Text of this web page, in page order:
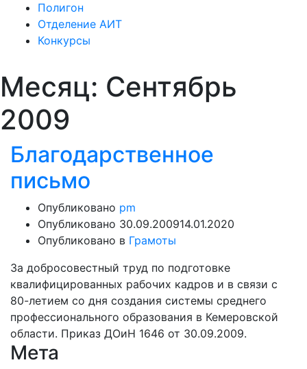
Полигон
Отделение АИТ
Конкурсы
Месяц: Сентябрь
2009
Благодарственное
письмо
Опубликовано pm
Опубликовано 30.09.200914.01.2020
Опубликовано в Грамоты
За добросовестный труд по подготовке
квалифицированных рабочих кадров и в связи с
80-летием со дня создания системы среднего
профессионального образования в Кемеровской
области. Приказ ДОиН 1646 от 30.09.2009.
Мета